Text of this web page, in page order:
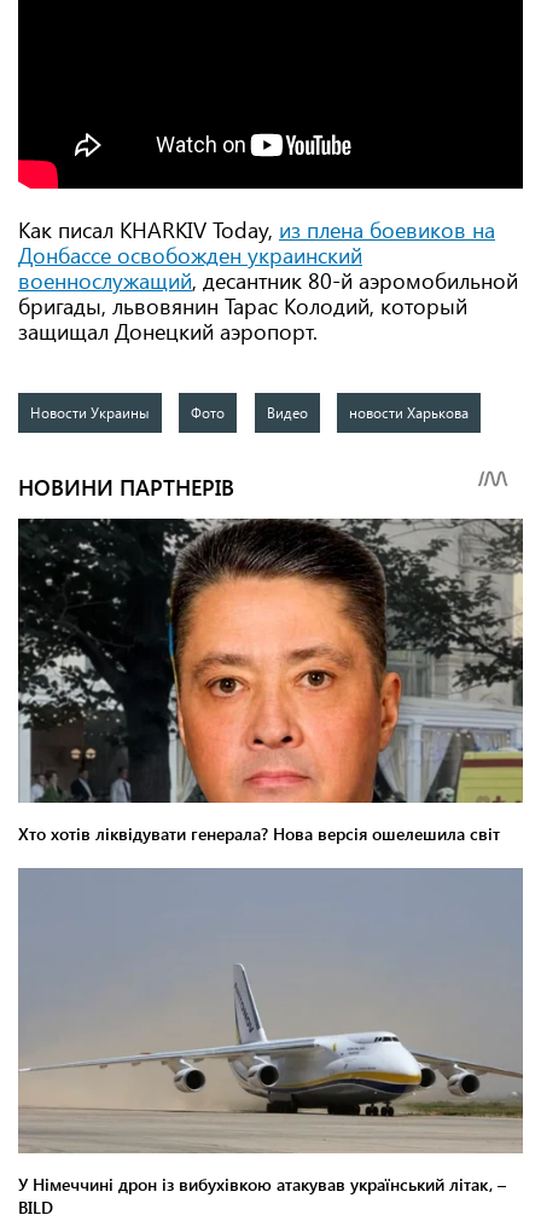
Как писал KHARKIV Today, из плена боевиков на
Донбассе освобожден украинский
военнослужащий, десантник 80-й аэромобильной
бригады, львовянин Тарас Колодий, который
защищал Донецкий аэропорт.
Новости Украины Фото Видео новости Харькова